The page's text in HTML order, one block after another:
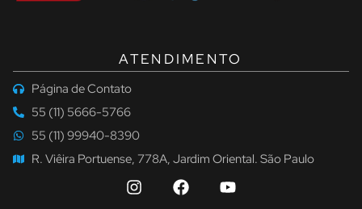
ATENDIMENTO
Página de Contato
55 (11) 5666-5766
55 (11) 99940-8390
R. Viêira Portuense, 778A, Jardim Oriental. São Paulo